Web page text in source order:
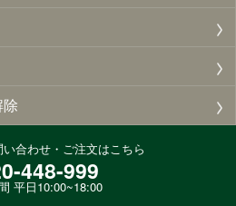
合わせ・ご注文はこちら
448-999
平日10:00~18:00